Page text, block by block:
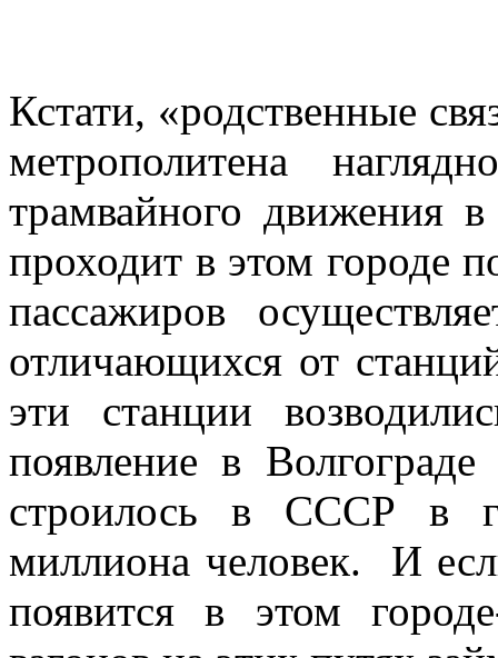
Кстати, «родственные
метрополитена
трамвайного движения
проходит в этом городе
пассажиров
отличающихся от
эти станции
появление в
строилось в СССР в
миллиона человек. И
появится в этом